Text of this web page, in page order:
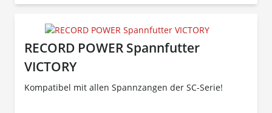
RECORD POWER Spannfutter
VICTORY
Kompatibel mit allen Spannzangen der SC-Serie!